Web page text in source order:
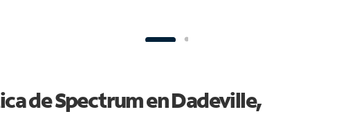
de Spectrum en Dadeville,